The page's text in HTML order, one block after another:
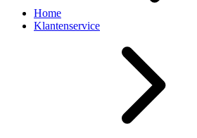
Home
Klantenservice